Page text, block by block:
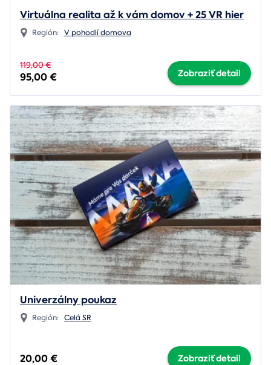
Virtuálna realita až k vám domov + 25 VR hier
Región: V pohodlí domova
119,00 €
95,00 € Zobraziť detail
Univerzálny poukaz
Región: Celá SR
20,00 € Zobraziť detail